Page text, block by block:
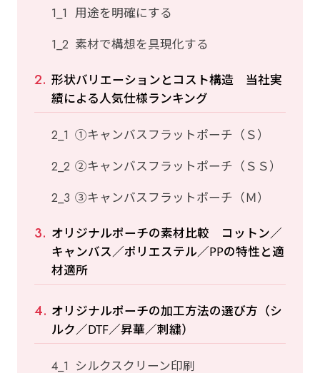
用途を明確にする
素材で構想を具現化する
形状バリエーションとコスト構造 当社実
績による人気仕様ランキング
①キャンバスフラットポーチ（Ｓ）
②キャンバスフラットポーチ（ＳＳ）
③キャンバスフラットポーチ（Ｍ）
オリジナルポーチの素材比較 コットン／
キャンバス／ポリエステル／PPの特性と適
材適所
オリジナルポーチの加工方法の選び方（シ
ルク／DTF／昇華／刺繍）
シルクスクリーン印刷